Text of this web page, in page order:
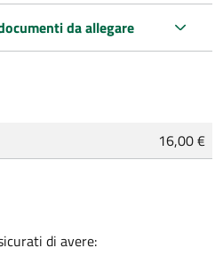
da allegare
16,00 €
di avere: